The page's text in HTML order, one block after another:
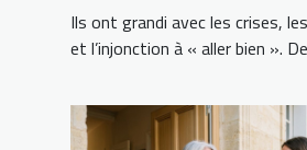
explose chez les
adultes ?
Ils ont grandi avec les crises,
et l’injonction à « aller bien ».